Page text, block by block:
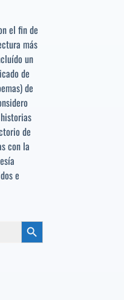
el fin de
más
un
de
de
de
con la
e
Botón de búsqueda